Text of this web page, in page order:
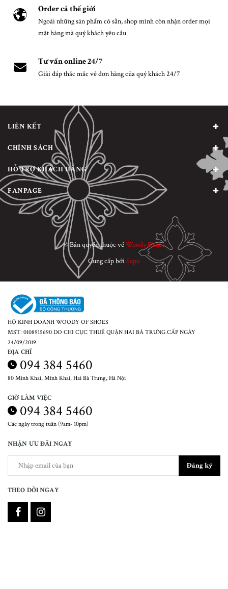
Order cả thế giới
Ngoài những sản phẩm có sẵn, shop mình còn nhận order mọi
mặt hàng mà quý khách yêu cầu
Tư vấn online 24/7
Giải đáp thắc mắc về đơn hàng của quý khách 24/7
LIÊN KẾT
CHÍNH SÁCH
HỖ TRỢ KHÁCH HÀNG
FANPAGE
© Bản quyền thuộc vềWoody Planet
Cung cấp bởiSapo
HỘ KINH DOANH WOODY OF SHOES
MST: 0108915690 DO CHI CỤC THUẾ QUẬN HAI BÀ TRƯNG CẤP NGÀY
24/09/2019.
ĐỊA CHỈ
094 384 5460
80 Minh Khai, Minh Khai, Hai Bà Trưng, Hà Nội
GIỜ LÀM VIỆC
094 384 5460
Các ngày trong tuần (9am- 10pm)
NHẬN ƯU ĐÃI NGAY
Đăng ký
THEO DÕI NGAY